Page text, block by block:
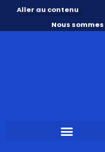
Aller au contenu
Nous